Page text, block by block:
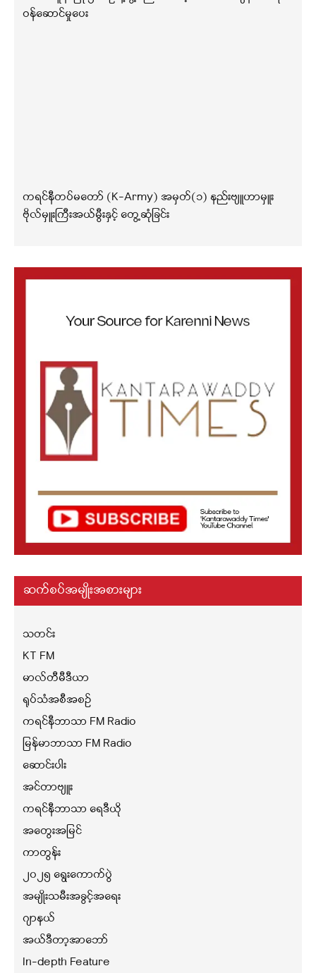
ဝန်ဆောင်မှုပေး
ကရင်နီတပ်မတော် (K-Army) အမှတ်(၁) နည်းဗျူဟာမှူး
ဗိုလ်မှူးကြီးအယ်မွီးနှင့် တွေ့ဆုံခြင်း
ဆက်စပ်အမျိုးအစားများ
သတင်း
KT FM
မာလ်တီမီဒီယာ
ရုပ်သံအစီအစဉ်
ကရင်နီဘာသာ FM Radio
မြန်မာဘာသာ FM Radio
ဆောင်းပါး
အင်တာဗျူး
ကရင်နီဘာသာ ရေဒီယို
အတွေးအမြင်
ကာတွန်း
၂၀၂၅ ရွေးကောက်ပွဲ
အမျိုးသမီးအခွင့်အရေး
ဂျာနယ်
အယ်ဒီတာ့အာဘော်
In-depth Feature